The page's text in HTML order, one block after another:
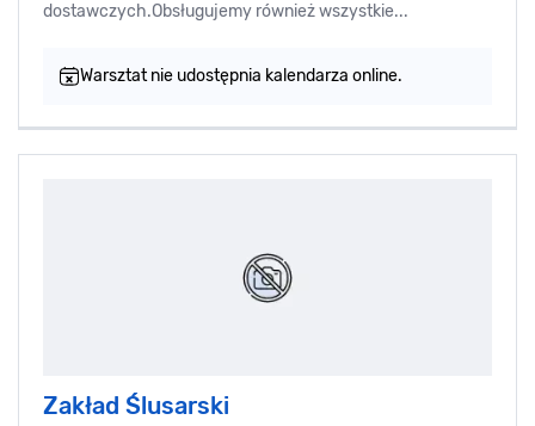
dostawczych.Obsługujemy również wszystkie...
Warsztat nie udostępnia kalendarza online.
Zakład Ślusarski